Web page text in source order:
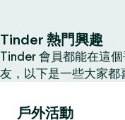
Tinder 熱門興趣
Tinder 會員都能在這
友，以下是一些大家都
戶外活動